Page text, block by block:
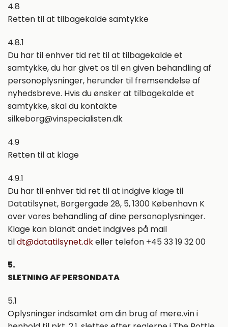
4.8
Retten til at tilbagekalde samtykke
4.8.1
Du har til enhver tid ret til at tilbagekalde et
samtykke, du har givet os til en given behandling af
personoplysninger, herunder til fremsendelse af
nyhedsbreve. Hvis du ønsker at tilbagekalde et
samtykke, skal du kontakte
silkeborg@vinspecialisten.dk
4.9
Retten til at klage
4.9.1
Du har til enhver tid ret til at indgive klage til
Datatilsynet, Borgergade 28, 5, 1300 København K
over vores behandling af dine personoplysninger.
Klage kan blandt andet indgives på mail
tildt@datatilsynet.dkeller telefon +45 33 19 32 00
5.
SLETNING AF PERSONDATA
5.1
Oplysninger indsamlet om din brug af mere.vin i